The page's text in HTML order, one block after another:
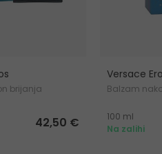
brijanja
42,50 €
Versace
Balzam
100 ml
Na zalihi